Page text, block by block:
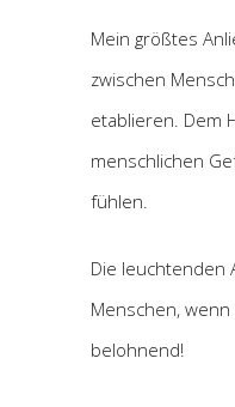
Mein größtes
zwischen
etablieren. Dem
menschlichen
fühlen.
Die leuchtenden
Menschen,
belohnend!